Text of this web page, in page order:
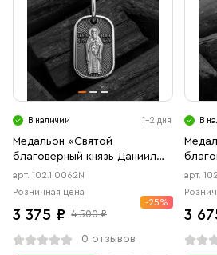
В наличии 1-2 дня
Медальон «Святой
благоверный князь Даниил
Московский» чернение
арт. 102.1.0062N
Розничная цена
3 375 ₽ 4 500 ₽
-25%
0 отзывов
В
арт.
3